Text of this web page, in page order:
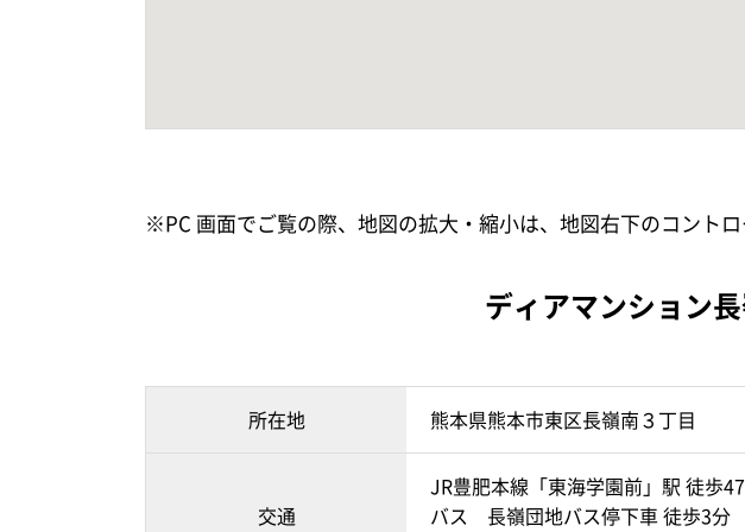
※PC 画面でご覧の際、地図の拡大・縮小は、地図右下のコント
ディアマンション
所在地 熊本県熊本市東区長嶺南３丁目
交通
JR豊肥本線「東海学園前」駅 徒歩
バス 長嶺団地バス停下車 徒歩3分